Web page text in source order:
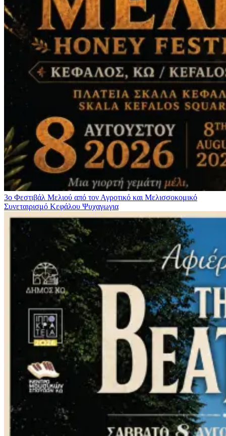
3ο Φεστιβάλ Μελιού από τον Αγροτικό και Μελισσοκομικό
Συνεταιρισμό Κεφάλου Ψυχαγωγια